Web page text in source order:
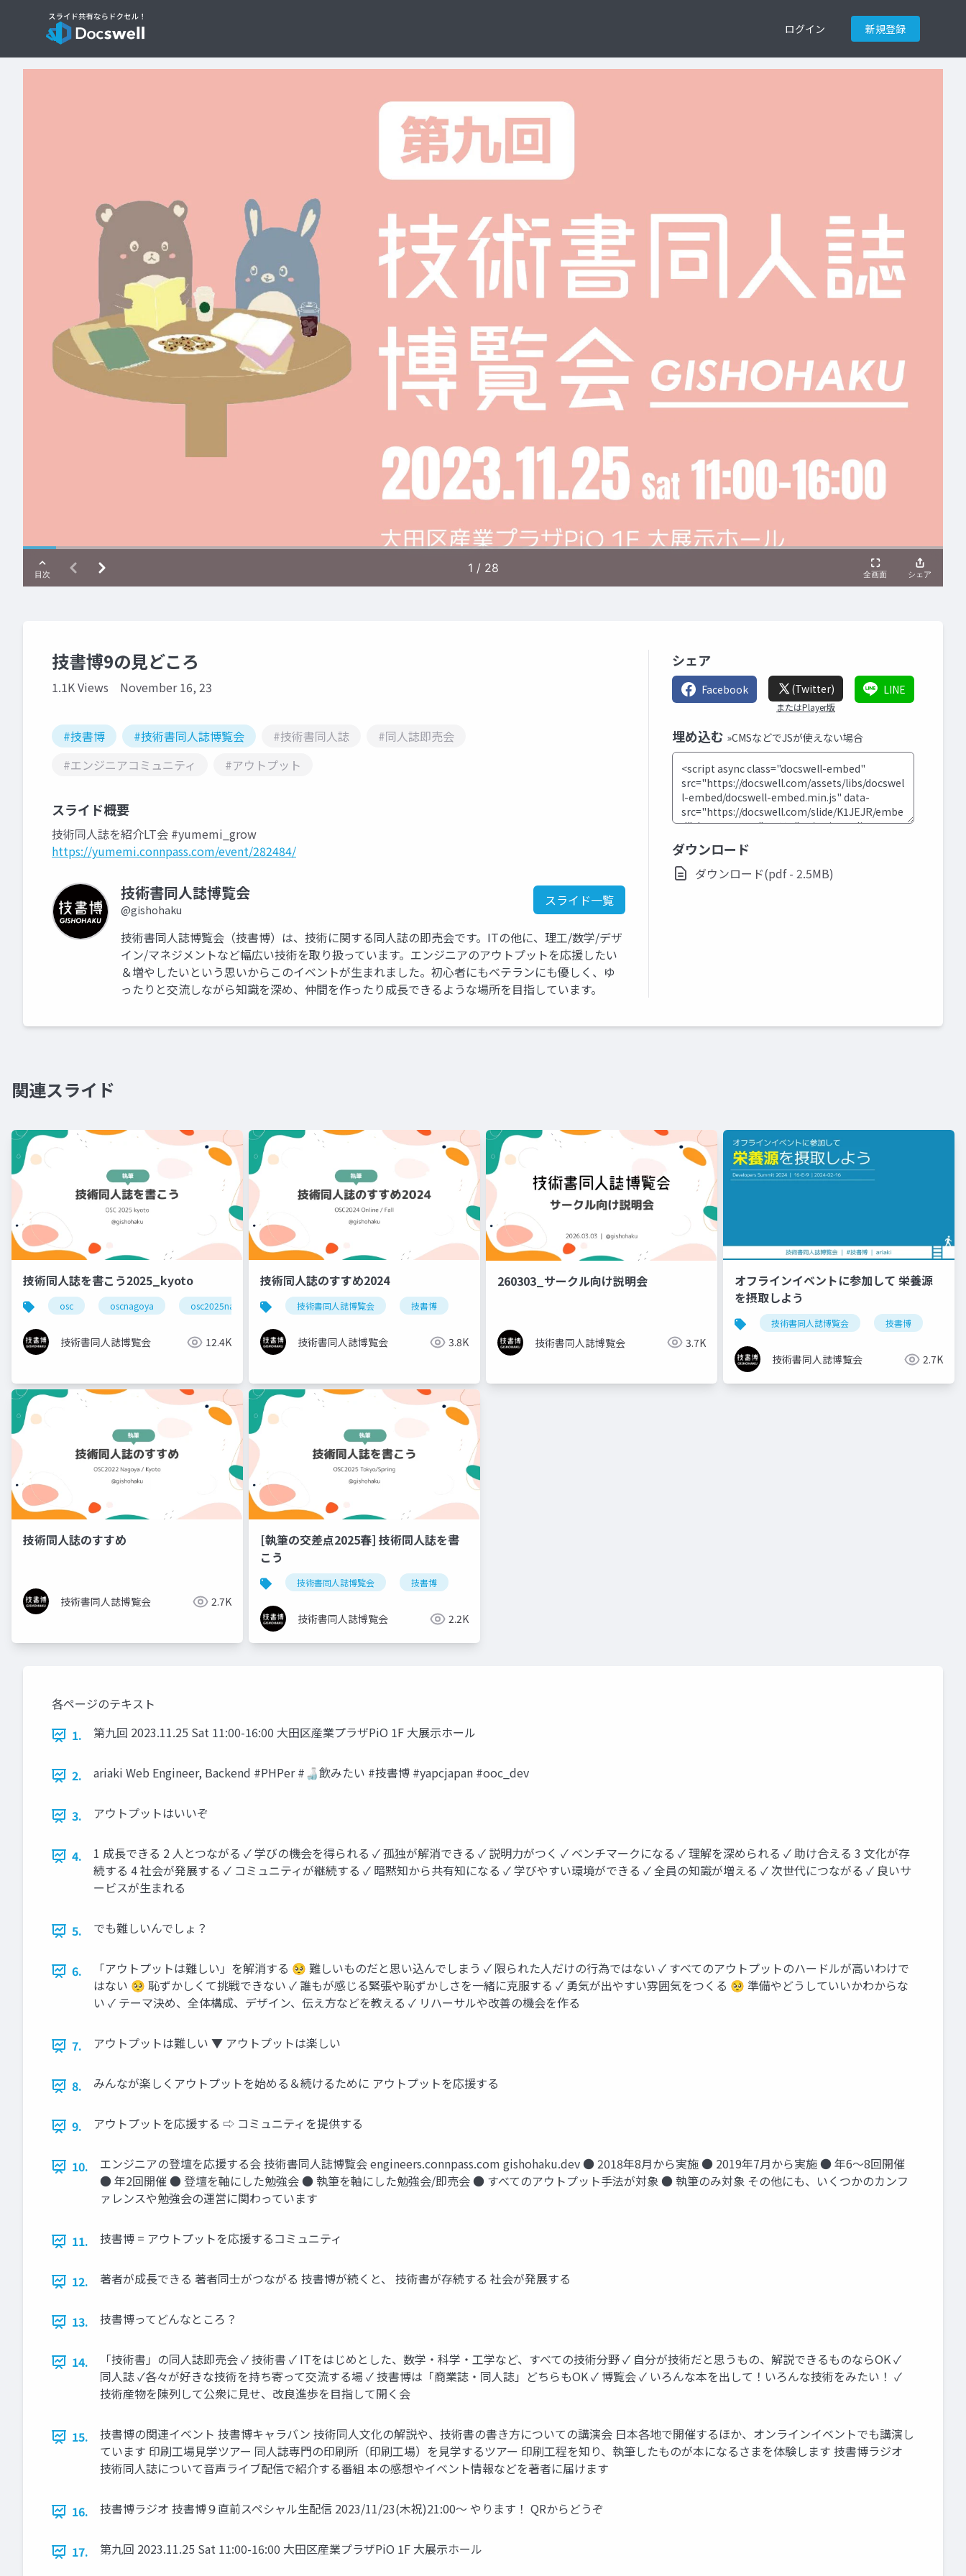
ログイン 新規登録
技書博9の見どころ
1.1K Views November 16, 23
#技書博 #技術書同人誌博覧会 #技術書同人誌
#同人誌即売会
#エンジニアコミュニティ
#アウトプット
スライド概要
技術同人誌を紹介LT会 #yumemi_grow
https://yumemi.connpass.com/event/282484/
技術書同人誌博覧会
@gishohaku
スライド一覧
技術書同人誌博覧会（技書博）は、技術に関する同人誌の即売会です。ITの他に、理工/数学/デザ
イン/マネジメントなど幅広い技術を取り扱っています。エンジニアのアウトプットを応援したい
＆増やしたいという思いからこのイベントが生まれました。初心者にもベテランにも優しく、ゆ
ったりと交流しながら知識を深め、仲間を作ったり成長できるような場所を目指しています。
シェア
Facebook (Twitter)
またはPlayer版
LINE
埋め込む »CMSなどでJSが使えない場合
ダウンロード
ダウンロード(pdf - 2.5MB)
関連スライド
技術同人誌を書こう2025_kyoto
osc oscnagoya osc2025nagoya 技術書同人誌博覧会 osckyoto
技術書同人誌博覧会 12.4K
技術同人誌のすすめ2024
技術書同人誌博覧会 技書博
技術書同人誌博覧会 3.8K
260303_サークル向け説明会
技術書同人誌博覧会 3.7K
オフラインイベントに参加して 栄養源
を摂取しよう
技術書同人誌博覧会 技書博
技術書同人誌博覧会 2.7K
技術同人誌のすすめ
技術書同人誌博覧会 2.7K
[執筆の交差点2025春] 技術同人誌を書
こう
技術書同人誌博覧会 技書博
技術書同人誌博覧会 2.2K
各ページのテキスト
1.
第九回 2023.11.25 Sat 11:00-16:00 大田区産業プラザPiO 1F 大展示ホール
2. ariaki Web Engineer, Backend #PHPer #🍶飲みたい #技書博 #yapcjapan #ooc_dev
3. アウトプットはいいぞ
4.
1 成長できる 2 人とつながる ✓ 学びの機会を得られる ✓ 孤独が解消できる ✓ 説明力がつく ✓ ベンチマークになる ✓ 理解を深められる ✓ 助け合える 3 文化が存
続する 4 社会が発展する ✓ コミュニティが継続する ✓ 暗黙知から共有知になる ✓ 学びやすい環境ができる ✓ 全員の知識が増える ✓ 次世代につながる ✓ 良いサ
ービスが生まれる
5. でも難しいんでしょ？
6.
「アウトプットは難しい」を解消する 🥺 難しいものだと思い込んでしまう ✓ 限られた人だけの行為ではない ✓ すべてのアウトプットのハードルが高いわけで
はない 🥺 恥ずかしくて挑戦できない ✓ 誰もが感じる緊張や恥ずかしさを一緒に克服する ✓ 勇気が出やすい雰囲気をつくる 🥺 準備やどうしていいかわからな
い ✓ テーマ決め、全体構成、デザイン、伝え方などを教える ✓ リハーサルや改善の機会を作る
7. アウトプットは難しい ▼ アウトプットは楽しい
8. みんなが楽しくアウトプットを始める＆続けるために アウトプットを応援する
9. アウトプットを応援する ⇨ コミュニティを提供する
10.
エンジニアの登壇を応援する会 技術書同人誌博覧会 engineers.connpass.com gishohaku.dev ● 2018年8月から実施 ● 2019年7月から実施 ● 年6〜8回開催
● 年2回開催 ● 登壇を軸にした勉強会 ● 執筆を軸にした勉強会/即売会 ● すべてのアウトプット手法が対象 ● 執筆のみ対象 その他にも、いくつかのカンフ
ァレンスや勉強会の運営に関わっています
11. 技書博 = アウトプットを応援するコミュニティ
12. 著者が成長できる 著者同士がつながる 技書博が続くと、 技術書が存続する 社会が発展する
13. 技書博ってどんなところ？
14.
「技術書」の同人誌即売会 ✓ 技術書 ✓ ITをはじめとした、数学・科学・工学など、すべての技術分野 ✓ 自分が技術だと思うもの、解説できるものならOK ✓
同人誌 ✓各々が好きな技術を持ち寄って交流する場 ✓ 技書博は「商業誌・同人誌」どちらもOK ✓ 博覧会 ✓ いろんな本を出して！いろんな技術をみたい！ ✓
技術産物を陳列して公衆に見せ、改良進歩を目指して開く会
15.
技書博の関連イベント 技書博キャラバン 技術同人文化の解説や、技術書の書き方についての講演会 日本各地で開催するほか、オンラインイベントでも講演し
ています 印刷工場見学ツアー 同人誌専門の印刷所（印刷工場）を見学するツアー 印刷工程を知り、執筆したものが本になるさまを体験します 技書博ラジオ
技術同人誌について音声ライブ配信で紹介する番組 本の感想やイベント情報などを著者に届けます
16. 技書博ラジオ 技書博９直前スペシャル生配信 2023/11/23(木祝)21:00～ やります！ QRからどうぞ
17. 第九回 2023.11.25 Sat 11:00-16:00 大田区産業プラザPiO 1F 大展示ホール